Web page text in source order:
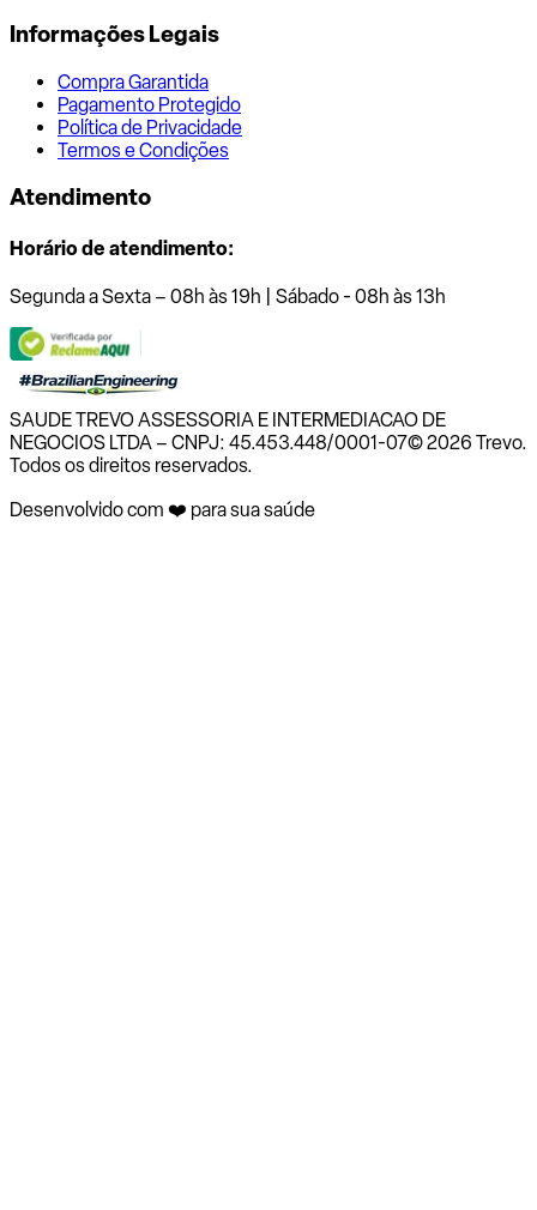
Informações Legais
Compra Garantida
Pagamento Protegido
Política de Privacidade
Termos e Condições
Atendimento
Horário de atendimento:
Segunda a Sexta – 08h às 19h | Sábado - 08h às 13h
SAUDE TREVO ASSESSORIA E INTERMEDIACAO DE
NEGOCIOS LTDA – CNPJ: 45.453.448/0001-07© 2026 Trevo.
Todos os direitos reservados.
Desenvolvido com ❤️ para sua saúde